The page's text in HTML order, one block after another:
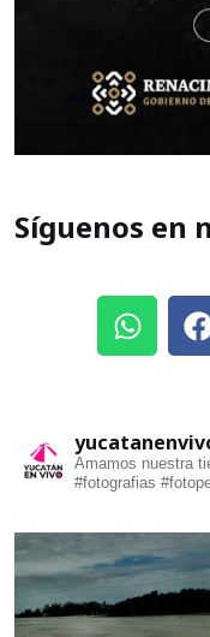
Síguenos en
Amamos nuestra
#fotografias